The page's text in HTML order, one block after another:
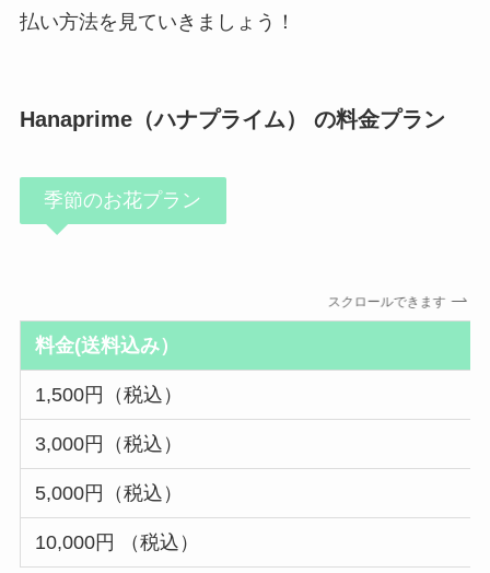
払い方法を見ていきましょう！
Hanaprime（ハナプライム） の料金プラン
季節のお花プラン
スクロールできます
料金(送料込み）
1,500円（税込）
3,000円（税込）
5,000円（税込）
10,000円 （税込）